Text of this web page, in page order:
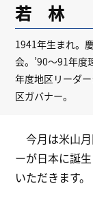
若 林
1941年生まれ。
会。’90～91年度
年度地区リーダ
区ガバナー。
今月は米山
ーが日本に誕
いただきます。